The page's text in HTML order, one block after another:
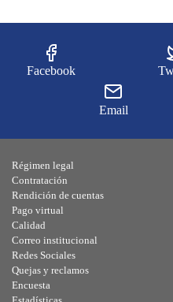
Facebook
Email
Régimen legal
Contratación
Rendición de cuentas
Pago virtual
Calidad
Correo institucional
Redes Sociales
Quejas y reclamos
Encuesta